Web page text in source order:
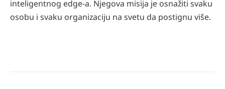
inteligentnog edge-a. Njegova misija je osnažiti svaku
osobu i svaku organizaciju na svetu da postignu više.